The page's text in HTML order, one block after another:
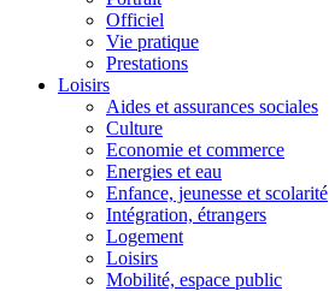
Officiel
Vie pratique
Prestations
Loisirs
Aides et assurances sociales
Culture
Economie et commerce
Energies et eau
Enfance, jeunesse et scolarité
Intégration, étrangers
Logement
Loisirs
Mobilité, espace public